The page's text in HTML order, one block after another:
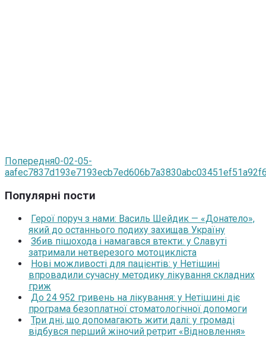
Попередня0-02-05-
Популярні пости
Герої поруч з нами: Василь Шейдик — «Донатело»,
який до останнього подиху захищав Україну
Збив пішохода і намагався втекти: у Славуті
затримали нетверезого мотоцикліста
Нові можливості для пацієнтів: у Нетішині
впровадили сучасну методику лікування складних
гриж
До 24 952 гривень на лікування: у Нетішині діє
програма безоплатної стоматологічної допомоги
Три дні, що допомагають жити далі: у громаді
відбувся перший жіночий ретрит «Відновлення»